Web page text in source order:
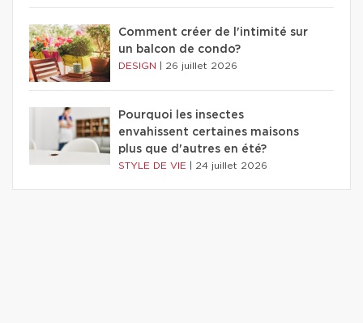
Comment créer de l'intimité sur
un balcon de condo?
DESIGN 26 juillet 2026
Pourquoi les insectes
envahissent certaines maisons
plus que d'autres en été?
STYLE DE VIE 24 juillet 2026